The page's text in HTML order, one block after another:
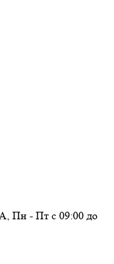
Пн - Пт с 09:00 до